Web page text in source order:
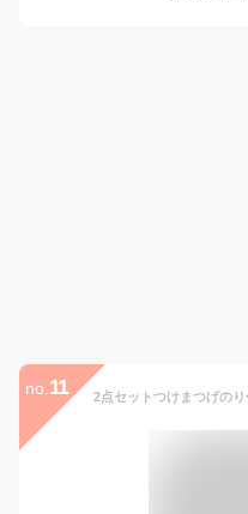
no. 11